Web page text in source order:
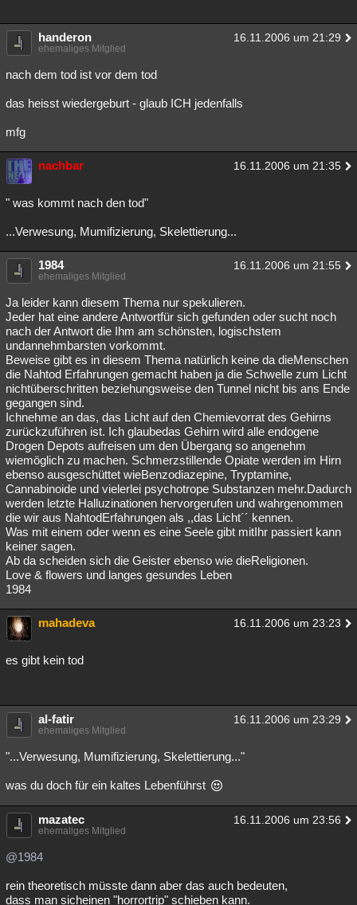
handeron 16.11.2006 um 21:29
ehemaliges Mitglied
nach dem tod ist vor dem tod
das heisst wiedergeburt - glaub ICH jedenfalls
mfg
nachbar 16.11.2006 um 21:35
" was kommt nach den tod"
...Verwesung, Mumifizierung, Skelettierung...
1984 16.11.2006 um 21:55
ehemaliges Mitglied
Ja leider kann diesem Thema nur spekulieren.
Jeder hat eine andere Antwortfür sich gefunden oder sucht noch
nach der Antwort die Ihm am schönsten, logischstem
undannehmbarsten vorkommt.
Beweise gibt es in diesem Thema natürlich keine da dieMenschen
die Nahtod Erfahrungen gemacht haben ja die Schwelle zum Licht
nichtüberschritten beziehungsweise den Tunnel nicht bis ans Ende
gegangen sind.
Ichnehme an das, das Licht auf den Chemievorrat des Gehirns
zurückzuführen ist. Ich glaubedas Gehirn wird alle endogene
Drogen Depots aufreisen um den Übergang so angenehm
wiemöglich zu machen. Schmerzstillende Opiate werden im Hirn
ebenso ausgeschüttet wieBenzodiazepine, Tryptamine,
Cannabinoide und vielerlei psychotrope Substanzen mehr.Dadurch
werden letzte Halluzinationen hervorgerufen und wahrgenommen
die wir aus NahtodErfahrungen als ,,das Licht´´ kennen.
Was mit einem oder wenn es eine Seele gibt mitIhr passiert kann
keiner sagen.
Ab da scheiden sich die Geister ebenso wie dieReligionen.
Love & flowers und langes gesundes Leben
1984
mahadeva 16.11.2006 um 23:23
es gibt kein tod
al-fatir 16.11.2006 um 23:29
ehemaliges Mitglied
"...Verwesung, Mumifizierung, Skelettierung..."
was du doch für ein kaltes Lebenführst
mazatec 16.11.2006 um 23:56
ehemaliges Mitglied
@1984
rein theoretisch müsste dann aber das auch bedeuten,
dass man sicheinen "horrortrip" schieben kann.